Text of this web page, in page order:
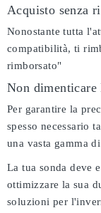
Acquisto senza
Nonostante tutta
compatibilità, ti
rimborsato"
Non
Per garantire la
spesso necessario
una vasta gamma
La tua sonda deve
ottimizzare la sua
soluzioni per